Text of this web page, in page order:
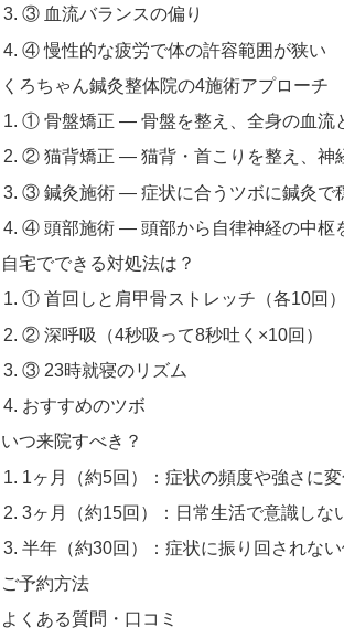
③ 血流バランスの偏り
④ 慢性的な疲労で体の許容範囲が狭い
くろちゃん鍼灸整体院の4施術アプローチ
① 骨盤矯正 — 骨盤を整え、全身の血流
② 猫背矯正 — 猫背・首こりを整え、神
③ 鍼灸施術 — 症状に合うツボに鍼灸で
④ 頭部施術 — 頭部から自律神経の中枢
自宅でできる対処法は？
① 首回しと肩甲骨ストレッチ（各10回）
② 深呼吸（4秒吸って8秒吐く×10回）
③ 23時就寝のリズム
おすすめのツボ
いつ来院すべき？
1ヶ月（約5回）：症状の頻度や強さに
3ヶ月（約15回）：日常生活で意識しな
半年（約30回）：症状に振り回されな
ご予約方法
よくある質問・口コミ